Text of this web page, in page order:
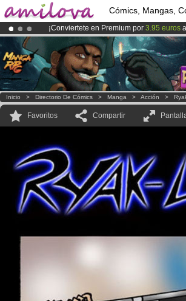
Cómics, Mangas,
¡Conviertete en Premium por 3.95 euros
¡El Kickstarter Amilova está desormado
¡Ya tenemos 134393miembrosy 1208
Inicio > Directorio De Cómics > Manga > Acción >
Favoritos Compartir